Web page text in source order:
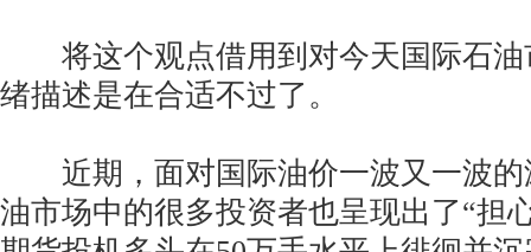
将这个观点借用到对今天国际石油
绪描述是在合适不过了。
近期，面对国际油价一波又一波的
油市场中的很多投资者也呈现出了“担